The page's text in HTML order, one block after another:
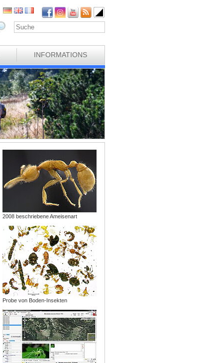
INFORMATIONS
2008 beschriebene Ameisenart
Probe von Boden-Insekten